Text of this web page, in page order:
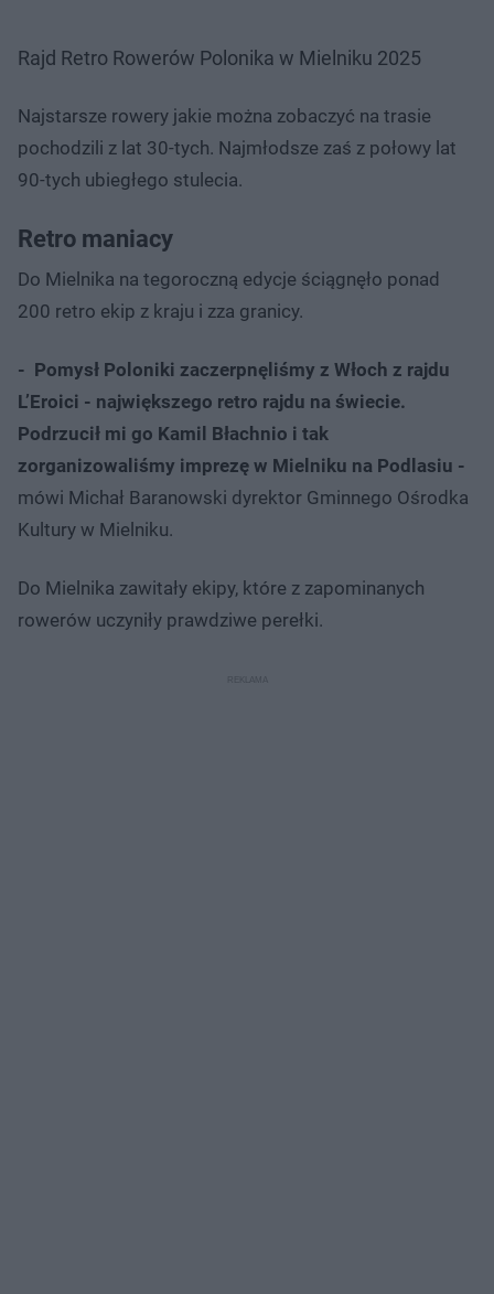
Rajd Retro Rowerów Polonika w Mielniku 2025
Najstarsze rowery jakie można zobaczyć na trasie
pochodzili z lat 30-tych. Najmłodsze zaś z połowy lat
90-tych ubiegłego stulecia.
Retro maniacy
Do Mielnika na tegoroczną edycje ściągnęło ponad
200 retro ekip z kraju i zza granicy.
- Pomysł Poloniki zaczerpnęliśmy z Włoch z rajdu
L’Eroici - największego retro rajdu na świecie.
Podrzucił mi go Kamil Błachnio i tak
zorganizowaliśmy imprezę w Mielniku na Podlasiu -
mówi Michał Baranowski dyrektor Gminnego Ośrodka
Kultury w Mielniku.
Do Mielnika zawitały ekipy, które z zapominanych
rowerów uczyniły prawdziwe perełki.